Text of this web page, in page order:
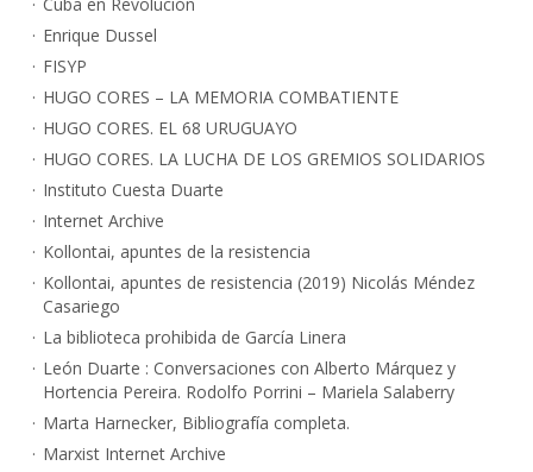
Enrique Dussel
FISYP
HUGO CORES – LA MEMORIA COMBATIENTE
HUGO CORES. EL 68 URUGUAYO
HUGO CORES. LA LUCHA DE LOS GREMIOS SOLIDARIOS
Instituto Cuesta Duarte
Internet Archive
Kollontai, apuntes de la resistencia
Kollontai, apuntes de resistencia (2019) Nicolás Méndez
Casariego
La biblioteca prohibida de García Linera
León Duarte : Conversaciones con Alberto Márquez y
Hortencia Pereira. Rodolfo Porrini – Mariela Salaberry
Marta Harnecker, Bibliografía completa.
Marxist Internet Archive